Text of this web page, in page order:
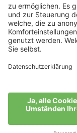
2026
Impressum •